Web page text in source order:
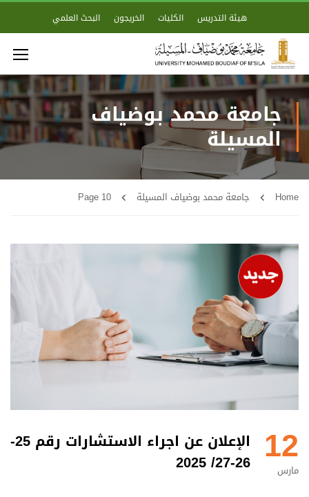
هيئة التدريس الكليات الخريجون البحث العلمي
جامعة محمد بوضياف
المسيلة
Home جامعة محمد بوضياف المسيلة Page 10
12
مارس
الإعلان عن اجراء الاستشارات رقم 25-
26-27/ 2025